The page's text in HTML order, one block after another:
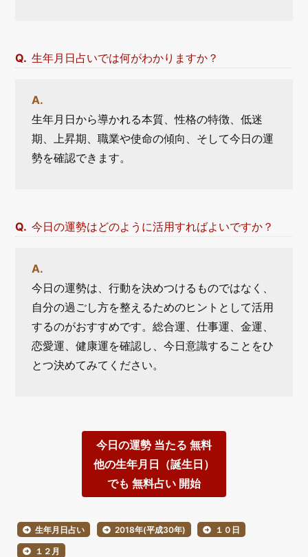
生年月日占いでは何がわかりますか？
生年月日から導かれる本質、性格の特徴、低迷
期、上昇期、職業や使命の傾向、そして今日の運
勢を確認できます。
今日の運勢はどのように活用すればよいですか？
今日の運勢は、行動を決めつけるものではなく、
自分の過ごし方を整えるためのヒントとして活用
するのがおすすめです。総合運、仕事運、金運、
恋愛運、健康運を確認し、今日意識することをひ
とつ決めてみてください。
今日の運勢 当たる 無料
他の生年月日（誕生日）
でも 無料占い 開始
生年月日占い 2018年(平成30年) １０日
１２月